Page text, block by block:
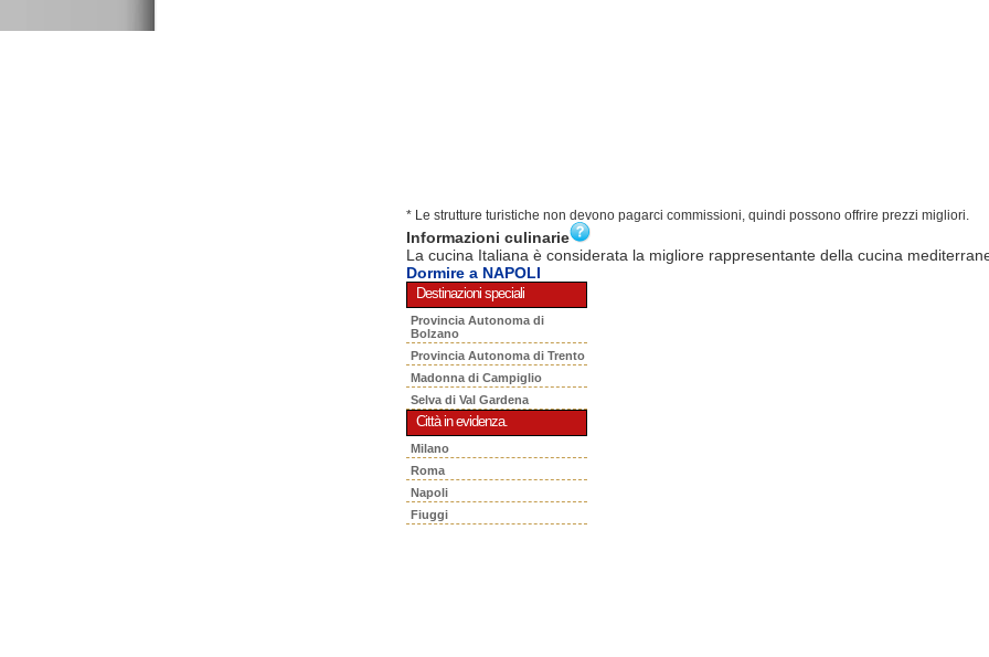
* Le strutture turistiche non devono pagarci commissioni, quindi possono offrire prezzi migliori.
Informazioni culinarie
La cucina Italiana è considerata la migliore rappresentante della cucina
Dormire a NAPOLI
Destinazioni speciali
Provincia Autonoma di
Bolzano
Provincia Autonoma di Trento
Madonna di Campiglio
Selva di Val Gardena
Città in evidenza.
Milano
Roma
Napoli
Fiuggi